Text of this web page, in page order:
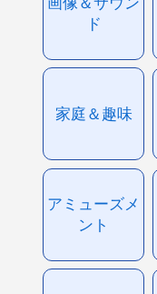
ド
家庭＆趣味
アミューズメ
ント